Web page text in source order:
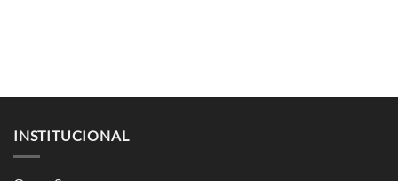
INSTITUCIONAL